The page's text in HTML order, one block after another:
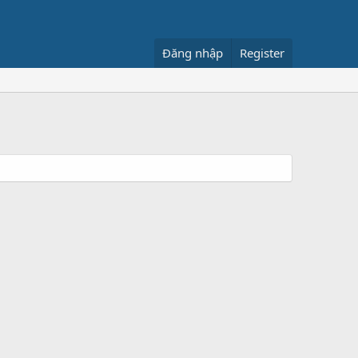
Đăng nhập Register